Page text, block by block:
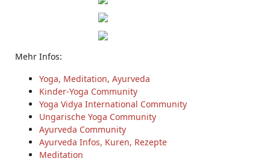
Mehr Infos:
Yoga, Meditation, Ayurveda
Kinder-Yoga Community
Yoga Vidya International Community
Ungarische Yoga Community
Ayurveda Community
Ayurveda Infos, Kuren, Rezepte
Meditation